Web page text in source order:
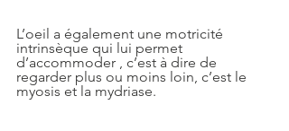
L’oeil a également une motricité
intrinsèque qui lui permet
d’accommoder , c’est à dire de
regarder plus ou moins loin, c’est le
myosis et la mydriase.